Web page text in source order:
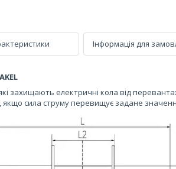
Інформація для
захищають електричні кола від
сила струму перевищує задане